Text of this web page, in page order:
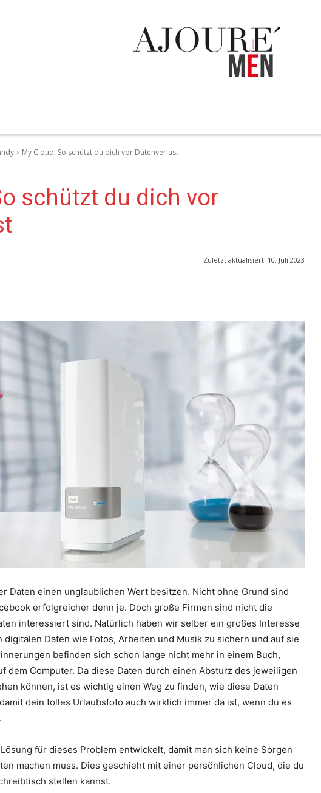
My Cloud: So schützt du dich vor Datenverlust
schützt du dich vor
Zuletzt aktualisiert: 10. Juli 2023
Daten einen unglaublichen Wert besitzen. Nicht ohne Grund sind
erfolgreicher denn je. Doch große Firmen sind nicht die
interessiert sind. Natürlich haben wir selber ein großes Interesse
digitalen Daten wie Fotos, Arbeiten und Musik zu sichern und auf sie
befinden sich schon lange nicht mehr in einem Buch,
dem Computer. Da diese Daten durch einen Absturz des jeweiligen
können, ist es wichtig einen Weg zu finden, wie diese Daten
dein tolles Urlaubsfoto auch wirklich immer da ist, wenn du es
für dieses Problem entwickelt, damit man sich keine Sorgen
machen muss. Dies geschieht mit einer persönlichen Cloud, die du
stellen kannst.